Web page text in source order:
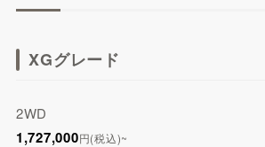
XGグレード
2WD
1,727,000円(税込)~